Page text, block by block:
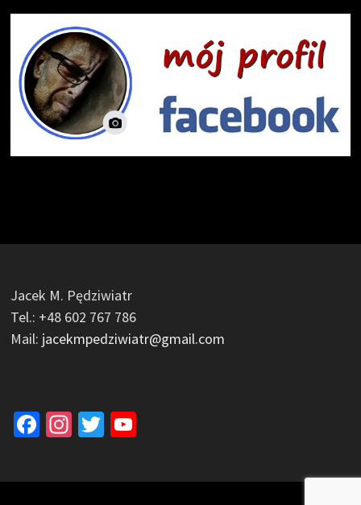
Jacek M. Pędziwiatr
Tel.: +48 602 767 786
Mail: jacekmpedziwiatr@gmail.com
Facebook
Instagram
Twitter